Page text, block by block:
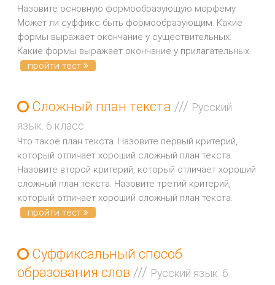
Назовите основную формообразующую морфему
Может ли суффикс быть формообразующим. Какие
формы выражает окончание у существительных.
Какие формы выражает окончание у прилагательных.
пройти тест
Сложный план текста /// Русский
язык. 6 класс
Что такое план текста. Назовите первый критерий,
который отличает хороший сложный план текста.
Назовите второй критерий, который отличает хороший
сложный план текста. Назовите третий критерий,
который отличает хороший сложный план текста.
пройти тест
Суффиксальный способ
образования слов /// Русский язык. 6